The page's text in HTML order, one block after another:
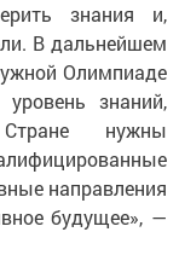
знания и,
В дальнейшем
Олимпиаде
знаний,
нужны
направления
будущее», —